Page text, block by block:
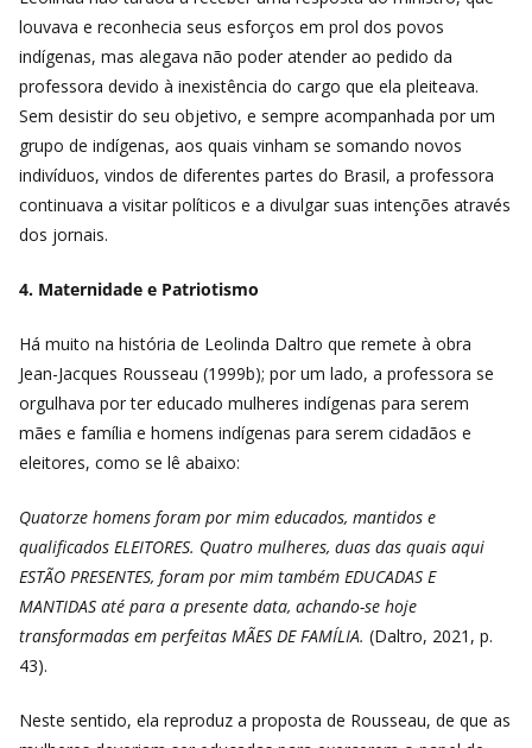
louvava e reconhecia seus esforços em prol dos povos
indígenas, mas alegava não poder atender ao pedido da
professora devido à inexistência do cargo que ela pleiteava.
Sem desistir do seu objetivo, e sempre acompanhada por um
grupo de indígenas, aos quais vinham se somando novos
indivíduos, vindos de diferentes partes do Brasil, a professora
continuava a visitar políticos e a divulgar suas intenções através
dos jornais.
4. Maternidade e Patriotismo
Há muito na história de Leolinda Daltro que remete à obra
Jean-Jacques Rousseau (1999b); por um lado, a professora se
orgulhava por ter educado mulheres indígenas para serem
mães e família e homens indígenas para serem cidadãos e
eleitores, como se lê abaixo:
Quatorze homens foram por mim educados, mantidos e
qualificados ELEITORES. Quatro mulheres, duas das quais aqui
ESTÃO PRESENTES, foram por mim também EDUCADAS E
MANTIDAS até para a presente data, achando-se hoje
transformadas em perfeitas MÃES DE FAMÍLIA. (Daltro, 2021, p.
43).
Neste sentido, ela reproduz a proposta de Rousseau, de que as